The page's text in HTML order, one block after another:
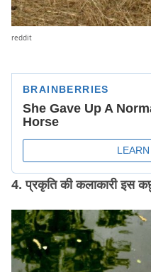
reddit
4. प्रकृति की कलाकारी इस